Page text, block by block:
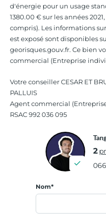
d'énergie pour un usage
1380.00 € sur les années
compris). Les informations
est exposé sont disponibles
georisques.gouv.fr. Ce bien
commercial (Entreprise
Votre conseiller CESAR ET
PALLUIS
Agent commercial
RSAC 992 036 095
2
Nom*